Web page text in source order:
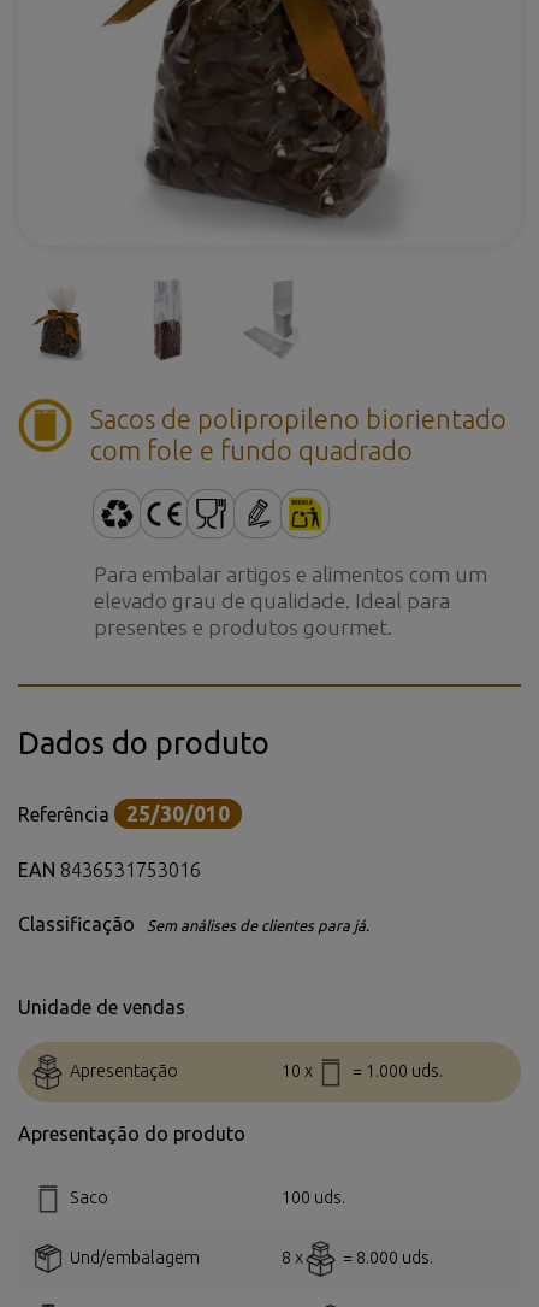
Sacos de polipropileno biorientado
com fole e fundo quadrado
Para embalar artigos e alimentos com um
elevado grau de qualidade. Ideal para
presentes e produtos gourmet.
Dados do produto
Referência 25/30/010
EAN 8436531753016
Classificação Sem análises de clientes para já.
Unidade de vendas
Apresentação 10 x = 1.000 uds.
Apresentação do produto
Saco 100 uds.
Und/embalagem 8 x = 8.000 uds.